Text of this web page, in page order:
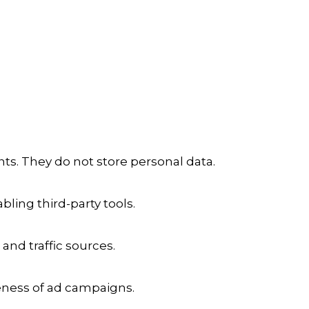
They do not store personal data.
third-party tools.
traffic sources.
of ad campaigns.